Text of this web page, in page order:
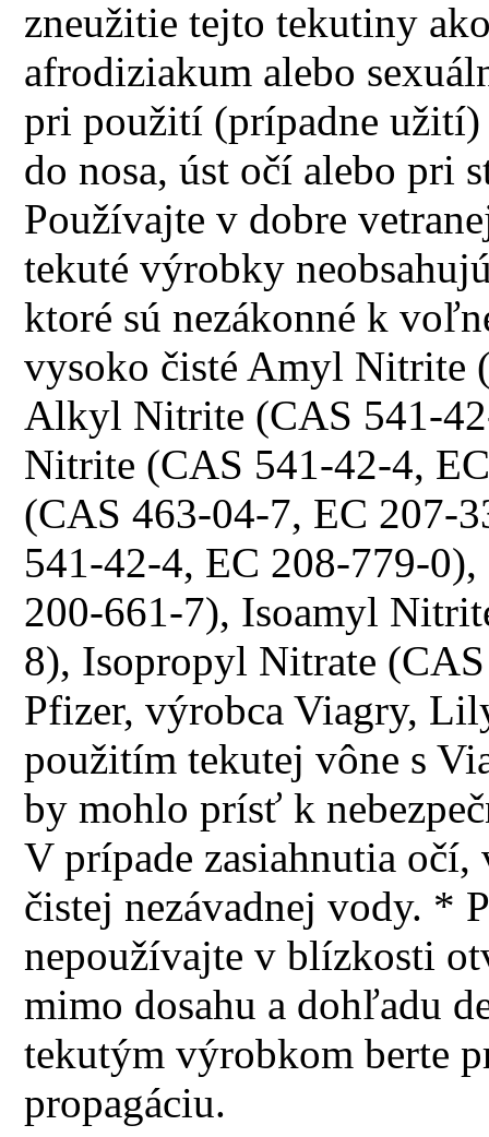
zneužitie tejto tekutiny
afrodiziakum alebo
pri použití (prípadne
do nosa, úst očí alebo pri
Používajte v dobre
tekuté výrobky
ktoré sú nezákonné k
vysoko čisté Amyl Nitrite
Alkyl Nitrite (CAS 541-
Nitrite (CAS 541-42-4,
(CAS 463-04-7, EC 207-
541-42-4, EC 208-779-
200-661-7), Isoamyl
8), Isopropyl Nitrate
Pfizer, výrobca Viagry,
použitím tekutej vône s
by mohlo prísť k
V prípade zasiahnutia
čistej nezávadnej vody. *
nepoužívajte v blízkosti
mimo dosahu a dohľadu
tekutým výrobkom berte
propagáciu.